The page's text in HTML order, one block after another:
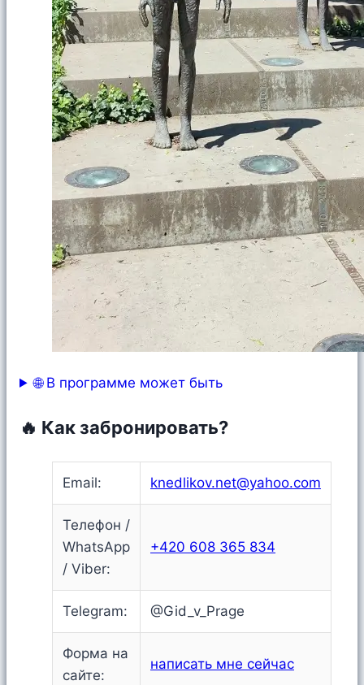
🌐 В программе может быть
🔥 Как забронировать?
Email: knedlikov.net@yahoo.com
Телефон /
WhatsApp
/ Viber:
+420 608 365 834
Telegram: @Gid_v_Prage
Форма на
сайте:
написать мне сейчас